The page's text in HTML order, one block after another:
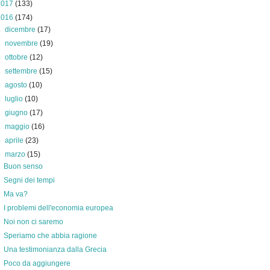
(133)
(174)
dicembre(17)
novembre(19)
ottobre(12)
settembre(15)
agosto(10)
luglio(10)
giugno(17)
maggio(16)
aprile(23)
marzo(15)
Buon senso
Segni dei tempi
Ma va?
I problemi dell'economia europea
Noi non ci saremo
Speriamo che abbia ragione
Una testimonianza dalla Grecia
Poco da aggiungere